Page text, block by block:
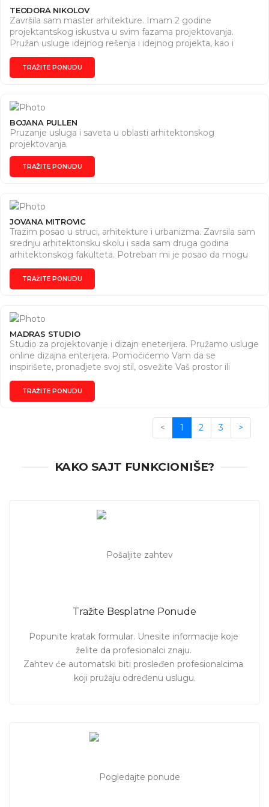
TEODORA NIKOLOV
Završila sam master arhitekture. Imam 2 godine
projektantskog iskustva u svim fazama projektovanja.
Pružan usluge idejnog rešenja i idejnog projekta, kao i
izradu 3D modela eksterijera i enterijera.
TRAŽITE PONUDU
BOJANA PULLEN
Pruzanje usluga i saveta u oblasti arhitektonskog
projektovanja.
TRAŽITE PONUDU
JOVANA MITROVIC
Trazim posao u struci, arhitekture i urbanizma. Zavrsila sam
srednju arhitektonsku skolu i sada sam druga godina
arhitektonskog fakulteta. Potreban mi je posao da mogu
TRAŽITE PONUDU
MADRAS STUDIO
Studio za projektovanje i dizajn eneterijera. Pružamo usluge
online dizajna enterijera. Pomoćićemo Vam da se
inspirišete, pronadjete svoj stil, osvežite Vaš prostor ili
TRAŽITE PONUDU
< 1 2 3 >
KAKO SAJT FUNKCIONIŠE?
Tražite Besplatne Ponude
Popunite kratak formular. Unesite informacije koje
želite da profesionalci znaju.
Zahtev će automatski biti prosleđen profesionalcima
koji pružaju određenu uslugu.